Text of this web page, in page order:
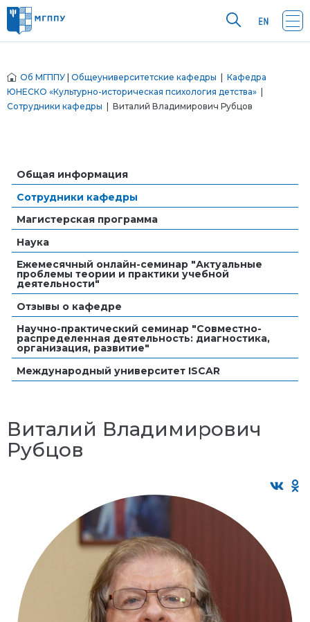
Об МГППУ Общеуниверситетские кафедры
Кафедра
ЮНЕСКО «Культурно-историческая психология детства»
Сотрудники кафедры | Виталий Владимирович Рубцов
Общая информация
Сотрудники кафедры
Магистерская программа
Наука
Ежемесячный онлайн-семинар "Актуальные
проблемы теории и практики учебной
деятельности"
Отзывы о кафедре
Научно-практический семинар "Совместно-
распределенная деятельность: диагностика,
организация, развитие"
Международный университет ISCAR
Виталий Владимирович
Рубцов